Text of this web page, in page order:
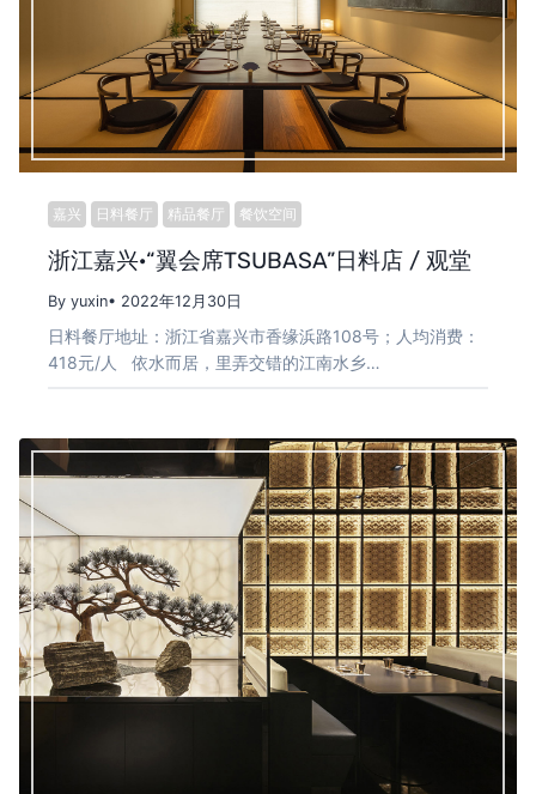
嘉兴 日料餐厅 精品餐厅 餐饮空间
浙江嘉兴·“翼会席TSUBASA”日料店 / 观堂
By yuxin• 2022年12月30日
日料餐厅地址：浙江省嘉兴市香缘浜路108号；人均消费：
418元/人 依水而居，里弄交错的江南水乡…